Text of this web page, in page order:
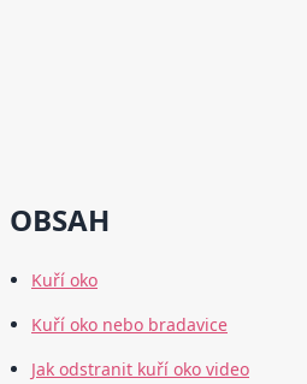
OBSAH
Kuří oko
Kuří oko nebo bradavice
Jak odstranit kuří oko video